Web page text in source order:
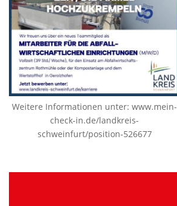
Weitere Informationen unter:www.mein-
check-in.de/landkreis-
schweinfurt/position-526677